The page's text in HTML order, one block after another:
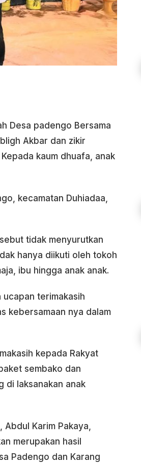
Desa padengo Bersama
Akbar dan zikir
kaum dhuafa, anak
kecamatan Duhiadaa,
tidak menyurutkan
hanya diikuti oleh tokoh
ibu hingga anak anak.
ucapan terimakasih
kebersamaan nya dalam
kepada Rakyat
sembako dan
di laksanakan anak
Karim Pakaya,
merupakan hasil
Padengo dan Karang